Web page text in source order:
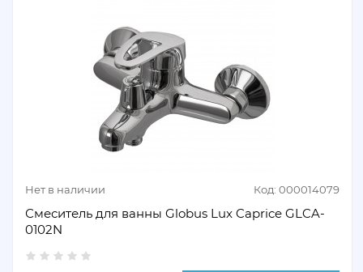
Нет в наличии Код: 000014079
Смеситель для ванны Globus Lux Caprice GLCA-
0102N